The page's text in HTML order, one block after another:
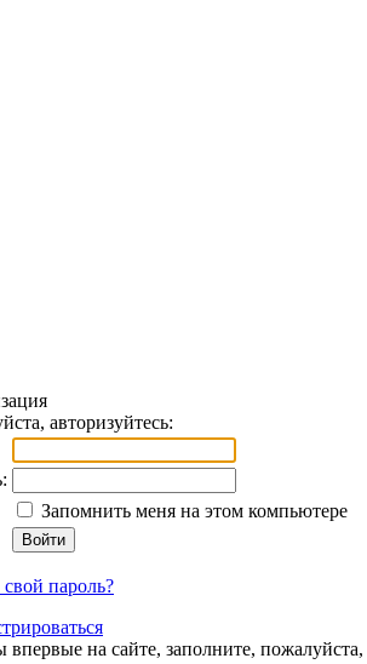
авторизуйтесь:
Запомнить меня на этом компьютере
пароль?
впервые на сайте, заполните,